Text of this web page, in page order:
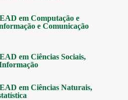
em Computação e
e Comunicação
em Ciências Sociais,
em Ciências Naturais,